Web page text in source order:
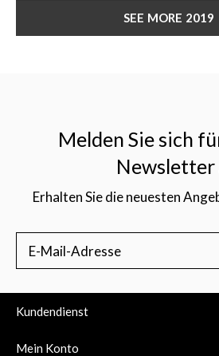
SEE MORE 2019
Melden Sie sich
Newsletter
Erhalten Sie die neuesten
Kundendienst
Mein Konto